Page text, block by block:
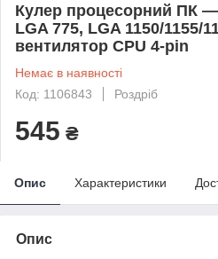
Кулер процесорний ПК
LGA 775, LGA 1150/1155/
вентилятор CPU 4-pin
Немає в наявності
Код: 1106843
Роздріб
545 ₴
Опис Характеристики
Опис